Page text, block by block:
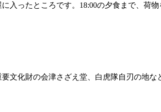
入ったところです。18:00の夕食まで、荷
文化財の会津さざえ堂、白虎隊自刃の地な